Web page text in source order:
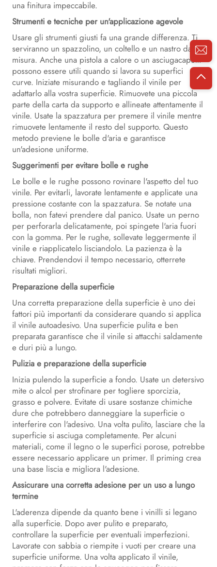
una finitura impeccabile.
Strumenti e tecniche per un'applicazione agevole
Usare gli strumenti giusti fa una grande differenza. Ti
serviranno un spazzolino, un coltello e un nastro da
misura. Anche una pistola a calore o un asciugacapelli
possono essere utili quando si lavora su superfici
curve. Iniziate misurando e tagliando il vinile per
adattarlo alla vostra superficie. Rimuovete una piccola
parte della carta da supporto e allineate attentamente il
vinile. Usate la spazzatura per premere il vinile mentre
rimuovete lentamente il resto del supporto. Questo
metodo previene le bolle d'aria e garantisce
un'adesione uniforme.
Suggerimenti per evitare bolle e rughe
Le bolle e le rughe possono rovinare l'aspetto del tuo
vinile. Per evitarli, lavorate lentamente e applicate una
pressione costante con la spazzatura. Se notate una
bolla, non fatevi prendere dal panico. Usate un perno
per perforarla delicatamente, poi spingete l'aria fuori
con la gomma. Per le rughe, sollevate leggermente il
vinile e riapplicatelo lisciandolo. La pazienza è la
chiave. Prendendovi il tempo necessario, otterrete
risultati migliori.
Preparazione della superficie
Una corretta preparazione della superficie è uno dei
fattori più importanti da considerare quando si applica
il vinile autoadesivo. Una superficie pulita e ben
preparata garantisce che il vinile si attacchi saldamente
e duri più a lungo.
Pulizia e preparazione della superficie
Inizia pulendo la superficie a fondo. Usate un detersivo
mite o alcol per strofinare per togliere sporcizia,
grasso e polvere. Evitate di usare sostanze chimiche
dure che potrebbero danneggiare la superficie o
interferire con l'adesivo. Una volta pulito, lasciare che la
superficie si asciuga completamente. Per alcuni
materiali, come il legno o le superfici porose, potrebbe
essere necessario applicare un primer. Il priming crea
una base liscia e migliora l'adesione.
Assicurare una corretta adesione per un uso a lungo
termine
L'aderenza dipende da quanto bene i vinilli si legano
alla superficie. Dopo aver pulito e preparato,
controllare la superficie per eventuali imperfezioni.
Lavorate con sabbia o riempite i vuoti per creare una
superficie uniforme. Una volta applicato il vinile,